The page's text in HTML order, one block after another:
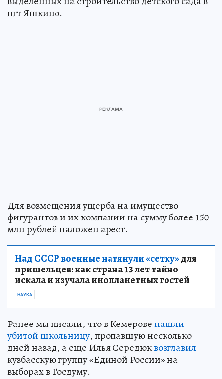
пгт Яшкино.
Для возмещения ущерба на имущество
фигурантов и их компании на сумму более 150
млн рублей наложен арест.
Над СССР военные натянули «сетку»для
пришельцев: как страна 13 лет тайно
искала и изучала инопланетных гостей
НАУКА
Ранее мы писали, что в Кемеровенашли
убитой школьницу, пропавшую несколько
дней назад, а еще Илья Середюквозглавил
кузбасскую группу «Единой России» на
выборах в Госдуму.